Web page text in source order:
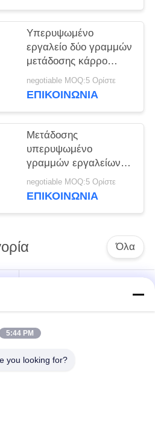
Υπερυψωμένο
εργαλείο δύο γραμμών
μετάδοσης κάρρο
γραμμών δεσμών
αγωγών
negotiable MOQ:5 Ορίστε
ΕΠΙΚΟΙΝΩΝΊΑ
Μετάδοσης
υπερυψωμένο
γραμμών εργαλείων
δίδυμο ποδήλατο
γραμμών αγωγών
negotiable MOQ:5 Ορίστε
ΕΠΙΚΟΙΝΩΝΊΑ
Όλα
μετάδοσης
5:44 PM
you looking for?